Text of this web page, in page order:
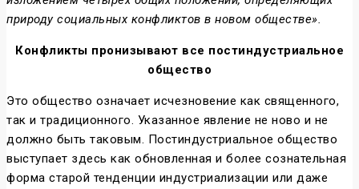
природу социальных конфликтов в новом обществе».
Конфликты пронизывают все постиндустриальное
общество
Это общество означает исчезновение как священного,
так и традиционного. Указанное явление не ново и не
должно быть таковым. Постиндустриальное общество
выступает здесь как обновленная и более сознательная
форма старой тенденции индустриализации или даже